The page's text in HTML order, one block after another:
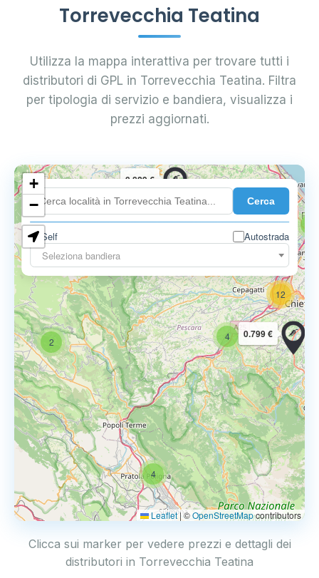
Torrevecchia Teatina
Utilizza la mappa interattiva per trovare tutti i
distributori di GPL in Torrevecchia Teatina. Filtra
per tipologia di servizio e bandiera, visualizza i
prezzi aggiornati.
Cerca
Self
Autostrada
Seleziona bandiera
2
4
4
12
0.829 €
0.797 €
0.799 €
+
−
Leaflet|©OpenStreetMapcontributors
Clicca sui marker per vedere prezzi e dettagli dei
distributori in Torrevecchia Teatina